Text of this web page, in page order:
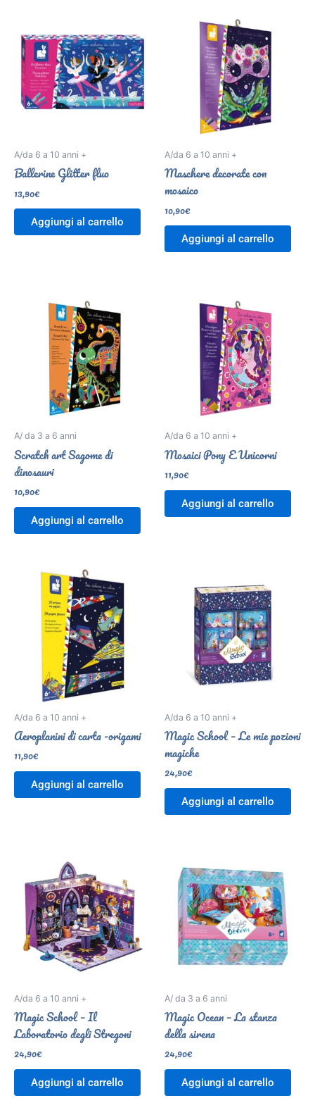
A/da 6 a 10 anni +
Ballerine Glitter fluo
13,90€
Aggiungi al carrello
A/da 6 a 10 anni +
Maschere decorate con
mosaico
10,90€
Aggiungi al carrello
A/ da 3 a 6 anni
Scratch art Sagome di
dinosauri
10,90€
Aggiungi al carrello
A/da 6 a 10 anni +
Mosaici Pony E Unicorni
11,90€
Aggiungi al carrello
A/da 6 a 10 anni +
Aeroplanini di carta -origami
11,90€
Aggiungi al carrello
A/da 6 a 10 anni +
Magic School – Le mie pozioni
magiche
24,90€
Aggiungi al carrello
A/da 6 a 10 anni +
Magic School – Il
Laboratorio degli Stregoni
24,90€
Aggiungi al carrello
A/ da 3 a 6 anni
Magic Ocean – La stanza
della sirena
24,90€
Aggiungi al carrello